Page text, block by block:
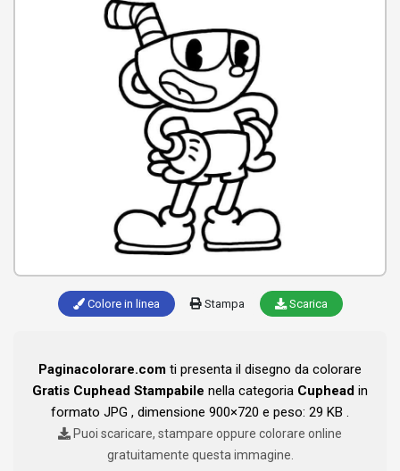
Colore in linea Stampa Scarica
Paginacolorare.com ti presenta il disegno da colorare
Gratis Cuphead Stampabile nella categoria Cuphead in
formato JPG , dimensione 900×720 e peso: 29 KB .
Puoi scaricare, stampare oppure colorare online
gratuitamente questa immagine.